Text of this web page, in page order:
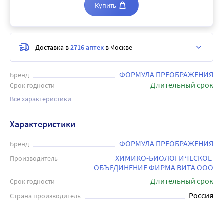
Бренд ФОРМУЛА ПРЕОБРАЖЕНИЯ
Срок годности Длительный срок
Все характеристики
Купить
Доставка в2716 аптек в Москве
Характеристики
Бренд ФОРМУЛА ПРЕОБРАЖЕНИЯ
Производитель
ХИМИКО-БИОЛОГИЧЕСКОЕ
ОБЪЕДИНЕНИЕ ФИРМА ВИТА ООО
Срок годности Длительный срок
Страна производитель Россия